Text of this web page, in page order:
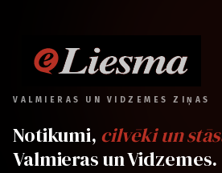
VALMIERAS UN VIDZEMES ZIŅAS
Notikumi, cilvēki un
Valmieras un Vidzemes.